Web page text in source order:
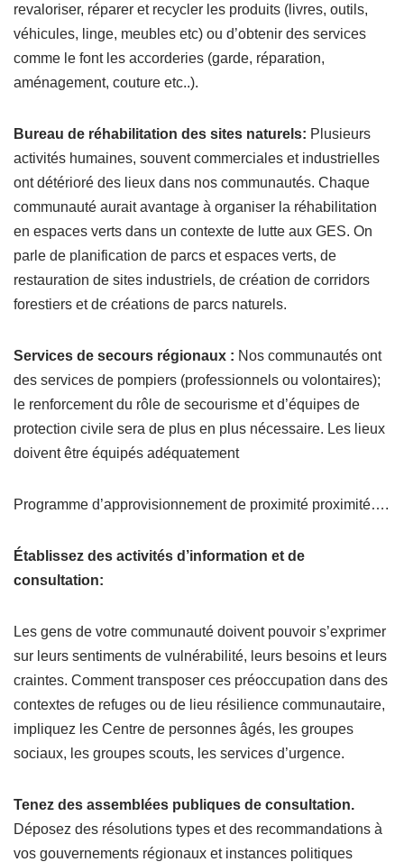
revaloriser, réparer et recycler les produits (livres, outils,
véhicules, linge, meubles etc) ou d’obtenir des services
comme le font les accorderies (garde, réparation,
aménagement, couture etc..).
Bureau de réhabilitation des sites naturels: Plusieurs
activités humaines, souvent commerciales et industrielles
ont détérioré des lieux dans nos communautés. Chaque
communauté aurait avantage à organiser la réhabilitation
en espaces verts dans un contexte de lutte aux GES. On
parle de planification de parcs et espaces verts, de
restauration de sites industriels, de création de corridors
forestiers et de créations de parcs naturels.
Services de secours régionaux : Nos communautés ont
des services de pompiers (professionnels ou volontaires);
le renforcement du rôle de secourisme et d’équipes de
protection civile sera de plus en plus nécessaire. Les lieux
doivent être équipés adéquatement
Programme d’approvisionnement de proximité proximité….
Établissez des activités d’information et de
consultation:
Les gens de votre communauté doivent pouvoir s’exprimer
sur leurs sentiments de vulnérabilité, leurs besoins et leurs
craintes. Comment transposer ces préoccupation dans des
contextes de refuges ou de lieu résilience communautaire,
impliquez les Centre de personnes âgés, les groupes
sociaux, les groupes scouts, les services d’urgence.
Tenez des assemblées publiques de consultation.
Déposez des résolutions types et des recommandations à
vos gouvernements régionaux et instances politiques